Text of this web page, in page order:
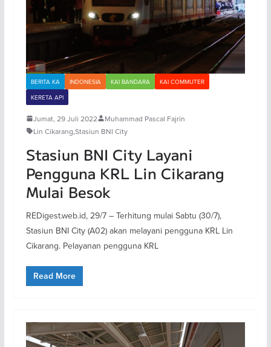
BERITA KA INDONESIA KAI BANDARA
KAI COMMUTER
KERETA API
Jumat, 29 Juli 2022
Muhammad Pascal Fajrin
Lin Cikarang,Stasiun BNI City
Stasiun BNI City Layani
Pengguna KRL Lin Cikarang
Mulai Besok
REDigest.web.id, 29/7 – Terhitung mulai Sabtu (30/7),
Stasiun BNI City (A02) akan melayani pengguna KRL Lin
Cikarang. Pelayanan pengguna KRL
Read More